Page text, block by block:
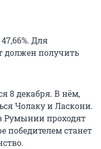
Для
должен получить
8 декабря. В нём,
Чолаку и Ласкони.
Румынии проходят
победителем станет